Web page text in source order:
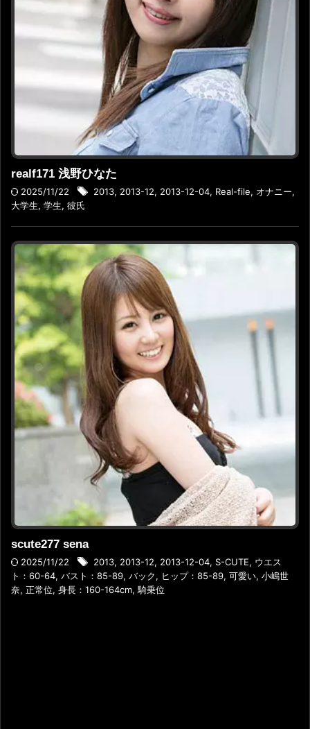
realf171 浅野ひなた
2025/11/22 2013, 2013-12, 2013-12-04, Real-file, オナニー,
大学生, 学生, 彼氏
scute277 sena
2025/11/22 2013, 2013-12, 2013-12-04, S-CUTE, ウエス
ト：60-64, バスト：85-89, バック, ヒップ：85-89, 可愛い, 小嶋世
奈, 正常位, 身長：160-164cm, 騎乗位